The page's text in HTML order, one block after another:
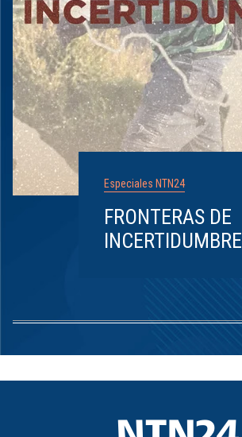
Especiales NTN24
FRONTERAS DE
INCERTIDUMBRE
8